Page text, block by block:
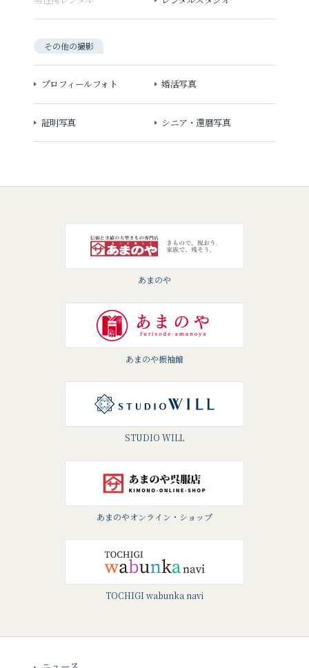
その他の撮影
プロフィールフォト 婚活写真
証明写真 シニア・還暦写真
あまのや
あまのや振袖館
STUDIO WILL
あまのやオンライン・ショップ
TOCHIGI wabunka navi